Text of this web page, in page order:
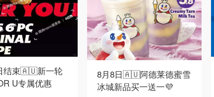
结束🇦🇺新一轮
U专属优惠
8月8日🇦🇺阿德莱德蜜雪
冰城新品买一送一💜